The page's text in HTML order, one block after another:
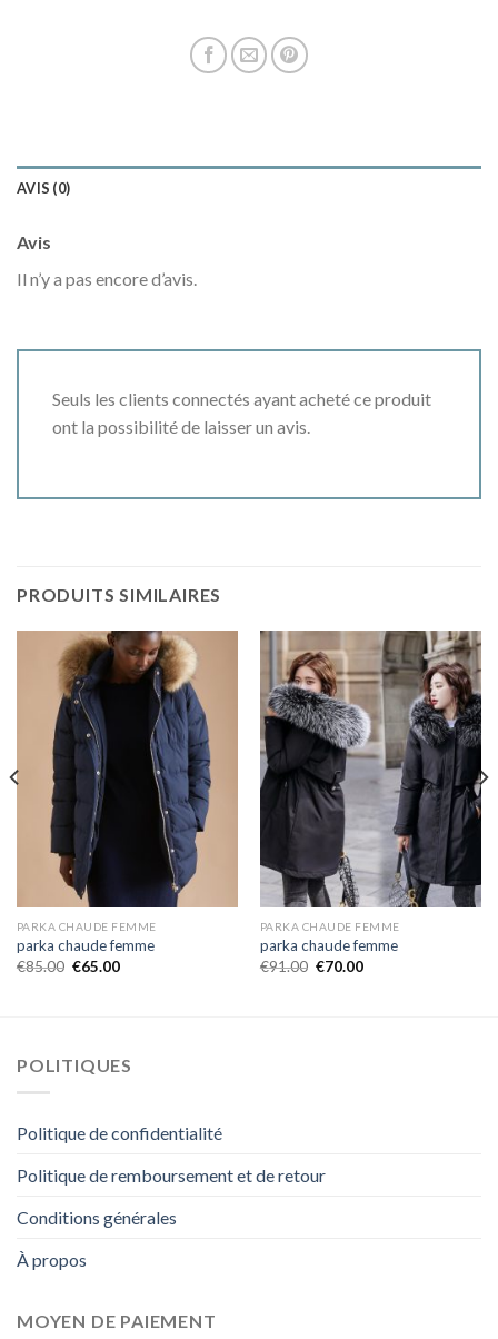
AVIS (0)
Avis
Il n’y a pas encore d’avis.
Seuls les clients connectés ayant acheté ce produit
ont la possibilité de laisser un avis.
PRODUITS SIMILAIRES
PARKA CHAUDE FEMME
parka chaude femme
€85.00 €65.00
PARKA CHAUDE FEMME
parka chaude femme
€91.00 €70.00
POLITIQUES
Politique de confidentialité
Politique de remboursement et de retour
Conditions générales
À propos
MOYEN DE PAIEMENT